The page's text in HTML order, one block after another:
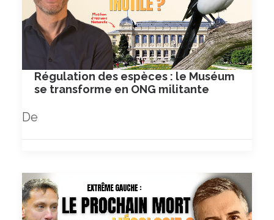
Régulation des espèces : le Muséum
se transforme en ONG militante
De